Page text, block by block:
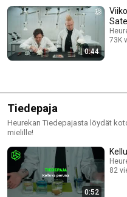
0:44
73K
Tiedepaja
Heurekan Tiedepajasta löydät
mielille!
0:52
82